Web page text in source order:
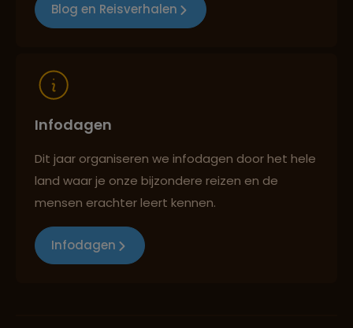
Blog en Reisverhalen
Infodagen
Dit jaar organiseren we infodagen door het hele
land waar je onze bijzondere reizen en de
mensen erachter leert kennen.
Infodagen